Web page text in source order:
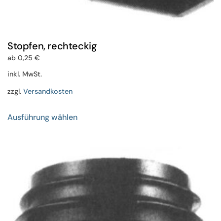
Stopfen, rechteckig
ab 0,25 €
inkl. MwSt.
zzgl. Versandkosten
Ausführung wählenProdukt
Varianten
auf.
Die
Optionen